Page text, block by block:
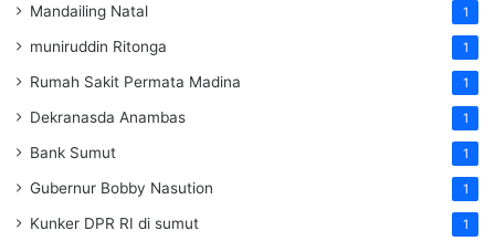
Mandailing Natal 1
muniruddin Ritonga 1
Rumah Sakit Permata Madina 1
Dekranasda Anambas 1
Bank Sumut 1
Gubernur Bobby Nasution 1
Kunker DPR RI di sumut 1